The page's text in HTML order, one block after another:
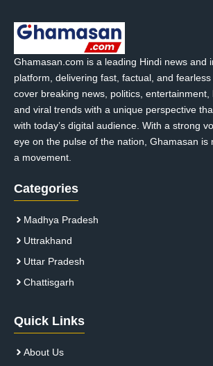
Ghamasan.com is a leading Hindi news and
platform, delivering fast, factual, and
cover breaking news, politics, entertainment,
and viral trends with a unique perspective
with today’s digital audience. With a strong
eye on the pulse of the nation, Ghamasan is
a movement.
Categories
Madhya Pradesh
Uttrakhand
Uttar Pradesh
Chattisgarh
Quick Links
About Us